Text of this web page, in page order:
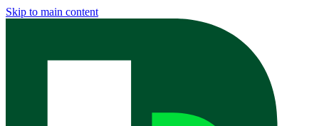
Skip to main content